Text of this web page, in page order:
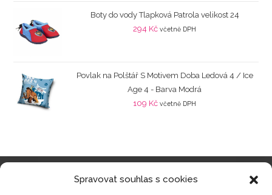
Spravovat souhlas s cookies
Boty do vody Tlapková Patrola velikost 24
294 Kč včetně DPH
Povlak na Polštář S Motivem Doba Ledová 4 / Ice
Age 4 - Barva Modrá
109 Kč včetně DPH